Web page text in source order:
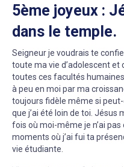
5ème joyeux :
dans le temple.
Seigneur je voudrais te
toute ma vie d’adolescent et
toutes ces facultés
à peu en moi par ma
toujours fidèle même si
que j’ai été loin de toi. Jésus
fois où moi-même je n’ai
moments où j’ai fui ta
vie étudiante.